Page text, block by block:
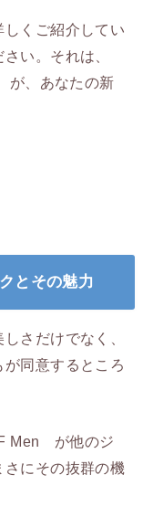
くご紹介してい
さい。それは、
、あなたの新
とその魅力
さだけでなく、
同意するところ
Men が他のジ
さにその抜群の機